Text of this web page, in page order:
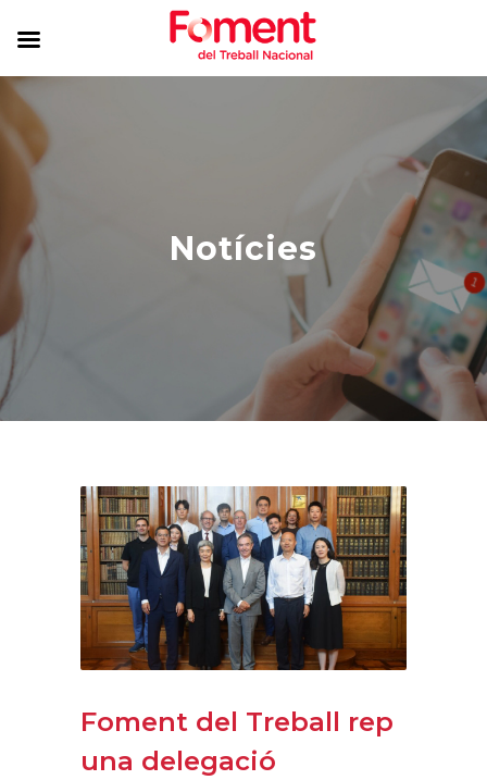
Notícies
Foment del Treball rep
una delegació